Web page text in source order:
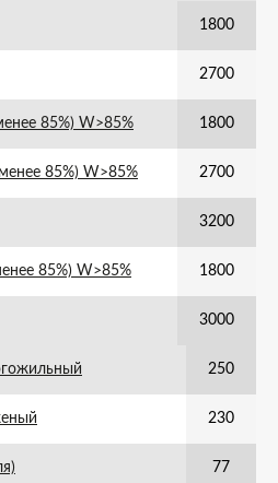
1800
2700
85%) W>85% 1800
85%) W>85% 2700
3200
85%) W>85% 1800
3000
250
230
77